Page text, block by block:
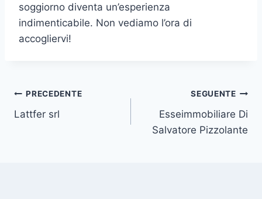
soggiorno diventa un’esperienza
indimenticabile. Non vediamo l’ora di
accogliervi!
Navigazione
articoli
PRECEDENTE
Lattfer srl
SEGUENTE
Esseimmobiliare Di
Salvatore Pizzolante